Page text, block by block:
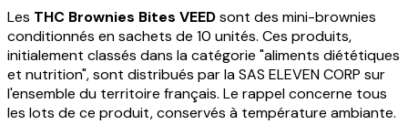
Les THC Brownies Bites VEEDsont des mini-brownies
conditionnés en sachets de 10 unités. Ces produits,
initialement classés dans la catégorie "aliments diététiques
et nutrition", sont distribués par la SAS ELEVEN CORP sur
l'ensemble du territoire français. Le rappel concerne tous
les lots de ce produit, conservés à température ambiante.